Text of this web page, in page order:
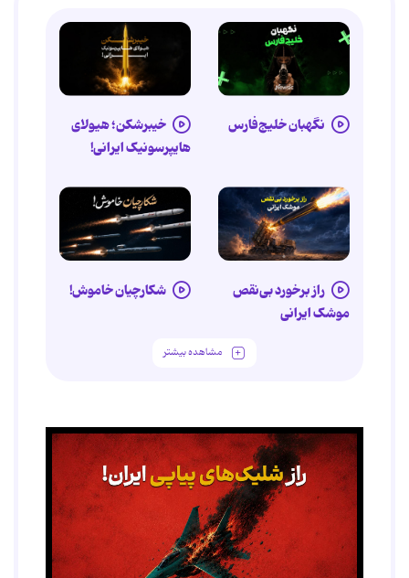
نگهبان خلیج‌فارس
خیبرشکن؛ هیولای
هایپرسونیک ایرانی!
راز برخورد بی‌نقص
موشک ایرانی
شکارچیان خاموش!
مشاهده بیشتر